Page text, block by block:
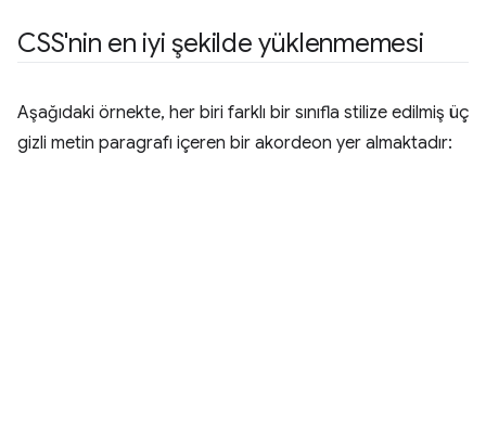
CSS'nin en iyi şekilde yüklenmemesi
Aşağıdaki örnekte, her biri farklı bir sınıfla stilize edilmiş üç
gizli metin paragrafı içeren bir akordeon yer almaktadır: